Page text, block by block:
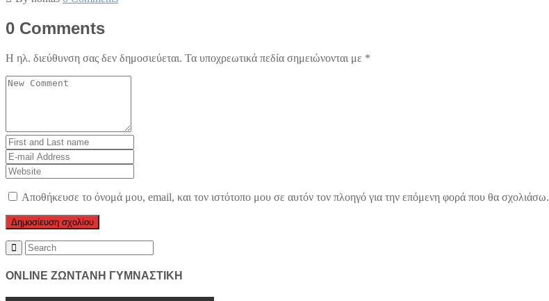
Viber
0 Comments
Η ηλ. διεύθυνση σας δεν δημοσιεύεται. Τα υποχρεωτικά πεδία σημειώνονται με *
Your
First
and
Last
name*
E-
mail
Address*
Website
Αποθήκευσε το όνομά μου, email, και τον ιστότοπο μου σε αυτόν τον πλοηγό για την επόμενη φορά που θα σχολιάσω.
Search
for:
ONLINE ΖΩΝΤΑΝΗ ΓΥΜΝΑΣΤΙΚΗ